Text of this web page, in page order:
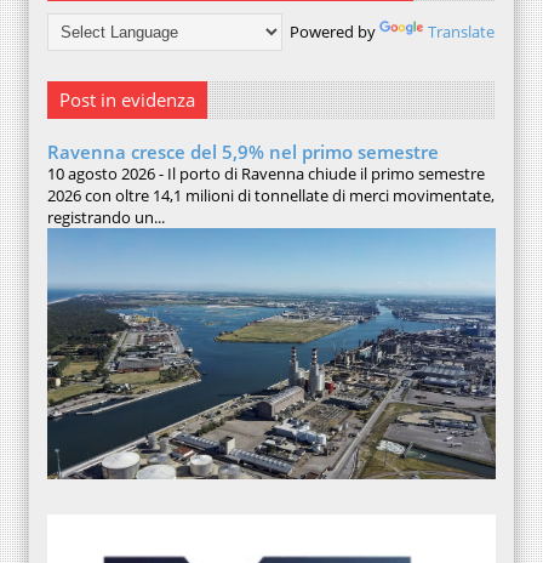
Powered by Translate
Post in evidenza
Ravenna cresce del 5,9% nel primo semestre
10 agosto 2026 - Il porto di Ravenna chiude il primo semestre
2026 con oltre 14,1 milioni di tonnellate di merci movimentate,
registrando un...